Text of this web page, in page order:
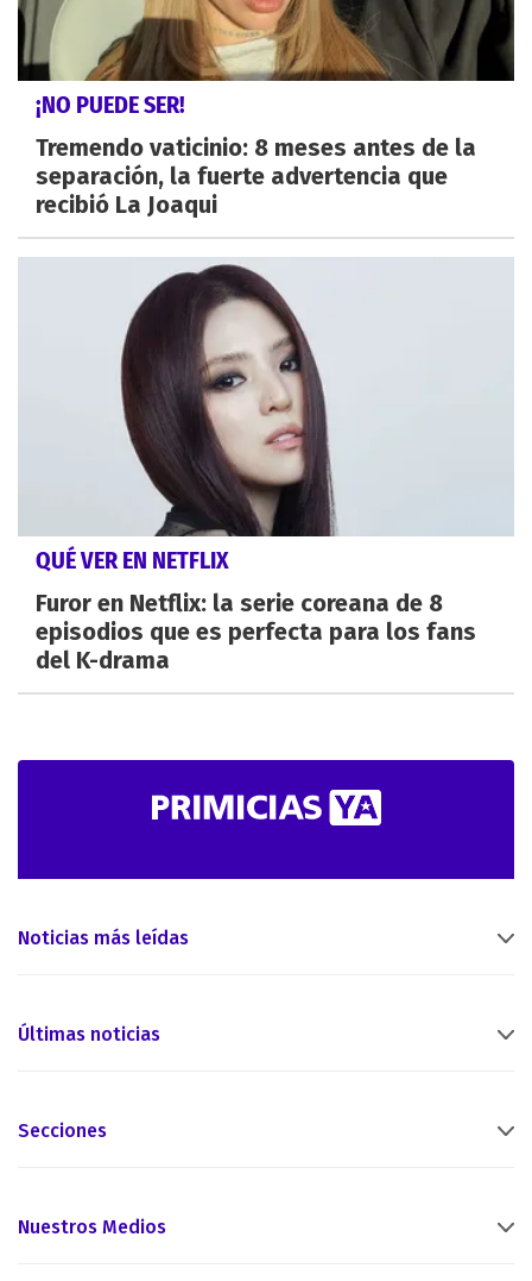
¡NO PUEDE SER!
Tremendo vaticinio: 8 meses antes de la
separación, la fuerte advertencia que
recibió La Joaqui
QUÉ VER EN NETFLIX
Furor en Netflix: la serie coreana de 8
episodios que es perfecta para los fans
del K-drama
Noticias más leídas
Últimas noticias
Secciones
Nuestros Medios